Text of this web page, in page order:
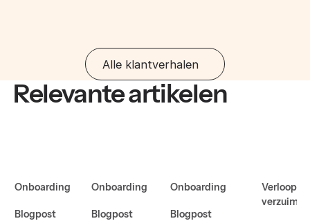
Alle klantverhalen
Relevante artikelen
Onboarding
Blogpost
Onboarding
Blogpost
Onboarding
Blogpost
Verloop en
verzuim